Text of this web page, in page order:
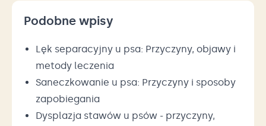
Podobne wpisy
Lęk separacyjny u psa: Przyczyny, objawy i
metody leczenia
Saneczkowanie u psa: Przyczyny i sposoby
zapobiegania
Dysplazja stawów u psów - przyczyny,